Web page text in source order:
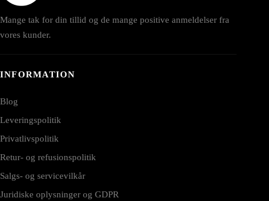
Mange tak for din tillid og de mange positive anmeldelser fra
vores kunder.
INFORMATION
Blog
Leveringspolitik
Privatlivspolitik
Retur- og refusionspolitik
Salgs- og servicevilkår
Juridiske oplysninger og GDPR